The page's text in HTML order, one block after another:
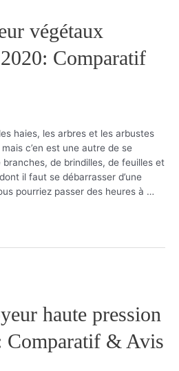
végétaux
Comparatif
haies, les arbres et les arbustes
c’en est une autre de se
de brindilles, de feuilles et
il faut se débarrasser d’une
pourriez passer des heures à …
haute pression
Comparatif & Avis